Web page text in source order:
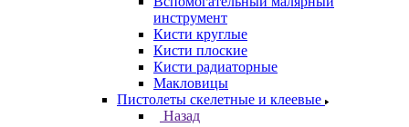
инструмент
Кисти круглые
Кисти плоские
Кисти радиаторные
Макловицы
Пистолеты скелетные и клеевые
Назад